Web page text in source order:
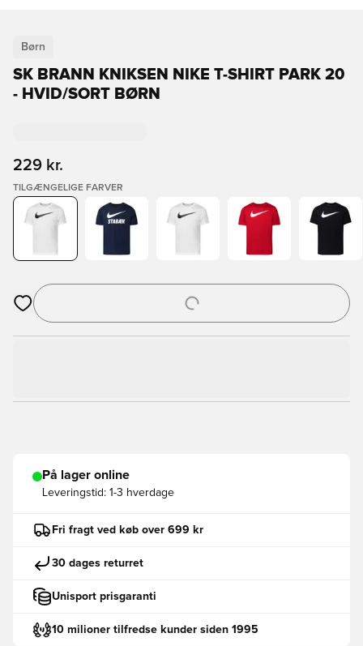
Børn
SK BRANN KNIKSEN NIKE T-SHIRT PARK 20
- HVID/SORT BØRN
229 kr.
TILGÆNGELIGE FARVER
Åbner en Modal til at logge ind eller tilmelde dig som medlem
På lager online
Leveringstid: 1-3 hverdage
Fri fragt ved køb over 699 kr
30 dages returret
Unisport prisgaranti
10 milioner tilfredse kunder siden 1995